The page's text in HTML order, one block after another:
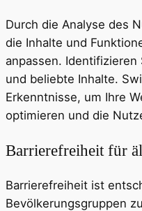
Durch die Analyse des
die Inhalte und
anpassen.
und beliebte Inhalte.
Erkenntnisse, um Ihre
optimieren und die
Barrierefreiheit für
Barrierefreiheit ist
Bevölkerungsgruppen